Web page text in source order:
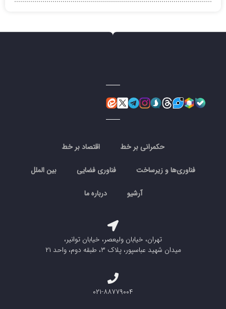
حکمرانی بر خط اقتصاد بر خط
فناوری‌ها و زیرساخت فناوری فضایی بین الملل
آرشیو درباره ما
تهران، خیابان ولیعصر، خیابان توانیر،
میدان شهید عباسپور، پلاک ۳، طبقه دوم، واحد ۲۱
۰۲۱-۸۸۷۷۹۰۰۴